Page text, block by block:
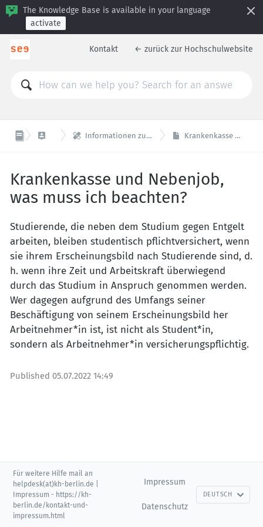
The Knowledge Base is available in your language
activate
Kontakt ← zurück zur Hochschulwebsite
 studieren
 Informationen zur Kranken- und Unfallkasse für Studierende Krankenkasse und Nebenjob, was muss ich beachten?
Krankenkasse und Nebenjob,
was muss ich beachten?
Studierende, die neben dem Studium gegen Entgelt
arbeiten, bleiben studentisch pflichtversichert, wenn
sie ihrem Erscheinungsbild nach Studierende sind, d.
h. wenn ihre Zeit und Arbeitskraft überwiegend
durch das Studium in Anspruch genommen werden.
Wer dagegen aufgrund des Umfangs seiner
Beschäftigung von seinem Erscheinungsbild her
Arbeitnehmer*in ist, ist nicht als Student*in,
sondern als Arbeitnehmer*in versicherungspflichtig.
Published 05.07.2022 14:49
Für weitere Hilfe mail an
helpdesk(at)kh-berlin.de |
Impressum - https://kh-
berlin.de/kontakt-und-
impressum.html
Impressum
Datenschutz
DEUTSCH